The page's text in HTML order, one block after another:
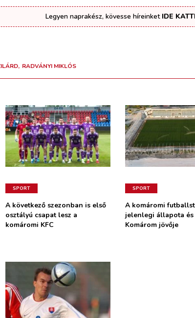
Legyen naprakész, kövesse híreinket IDE
RADVÁNYI MIKLÓS
SPORT
A következő szezonban is első
osztályú csapat lesz a
komáromi KFC
SPORT
A komáromi
jelenlegi állapota és
Komárom jövője